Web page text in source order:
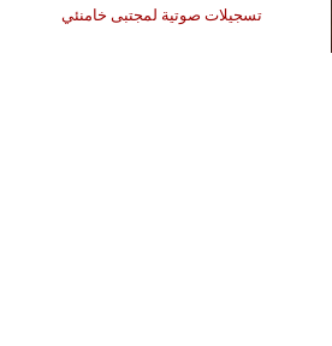
تسجيلات صوتية لمجتبى خامنئي